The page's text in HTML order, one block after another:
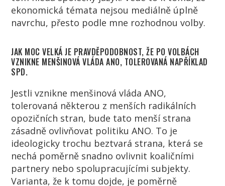
ekonomická témata nejsou mediálně úplně
navrchu, přesto podle mne rozhodnou volby.
JAK MOC VELKÁ JE PRAVDĚPODOBNOST, ŽE PO VOLBÁCH
VZNIKNE MENŠINOVÁ VLÁDA ANO, TOLEROVANÁ NAPŘÍKLAD
SPD.
Jestli vznikne menšinová vláda ANO,
tolerovaná některou z menších radikálních
opozičních stran, bude tato menší strana
zásadně ovlivňovat politiku ANO. To je
ideologicky trochu beztvará strana, která se
nechá poměrně snadno ovlivnit koaličními
partnery nebo spolupracujícími subjekty.
Varianta, že k tomu dojde, je poměrně